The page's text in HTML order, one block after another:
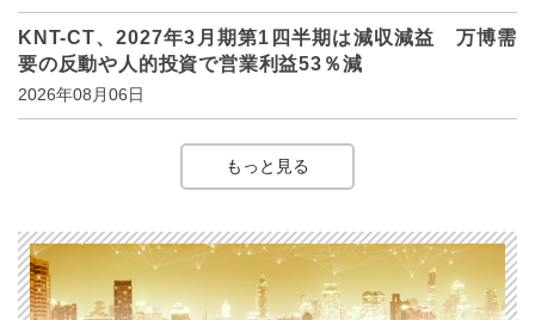
KNT-CT、2027年3月期第1四半期は減収減益 万博需
要の反動や人的投資で営業利益53％減
2026年08月06日
もっと見る